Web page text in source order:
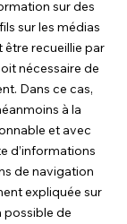
sur des
sur les médias
recueillie par
nécessaire de
Dans ce cas,
à la
et avec
d’informations
de navigation
expliquée sur
possible de